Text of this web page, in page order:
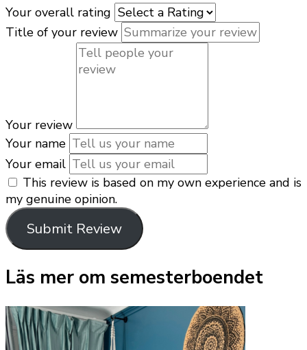
Your overall rating
Title of your review
Your review
Your name
Your email
This review is based on my own experience and is
my genuine opinion.
Submit Review
Läs mer om semesterboendet